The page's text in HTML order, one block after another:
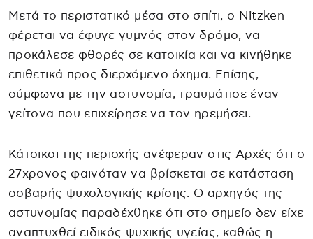
Μετά το περιστατικό μέσα στο σπίτι, ο Nitzken
φέρεται να έφυγε γυμνός στον δρόμο, να
προκάλεσε φθορές σε κατοικία και να κινήθηκε
επιθετικά προς διερχόμενο όχημα. Επίσης,
σύμφωνα με την αστυνομία, τραυμάτισε έναν
γείτονα που επιχείρησε να τον ηρεμήσει.
Κάτοικοι της περιοχής ανέφεραν στις Αρχές ότι ο
27χρονος φαινόταν να βρίσκεται σε κατάσταση
σοβαρής ψυχολογικής κρίσης. Ο αρχηγός της
αστυνομίας παραδέχθηκε ότι στο σημείο δεν είχε
αναπτυχθεί ειδικός ψυχικής υγείας, καθώς η